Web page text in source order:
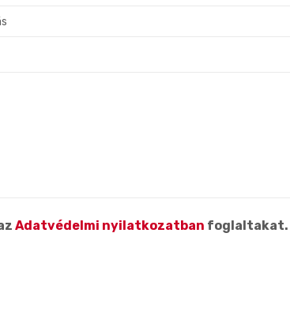
Adatvédelmi nyilatkozatban foglaltakat.